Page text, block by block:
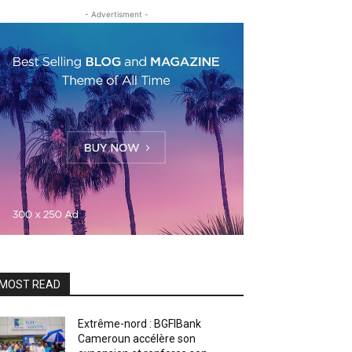
- Advertisment -
READ
Extrême-nord : BGFIBank
Cameroun accélère son